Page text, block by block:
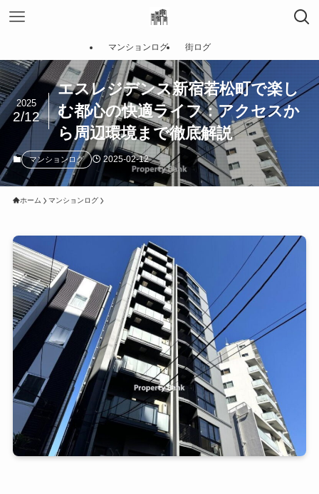
マンションログ 街ログ
エスレジデンス新宿若松町で楽し
む都心の快適ライフ：アクセスか
ら周辺環境まで徹底解説
2025
2/12
マンションログ 2025-02-12
ホーム マンションログ